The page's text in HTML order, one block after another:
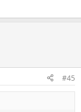
#45